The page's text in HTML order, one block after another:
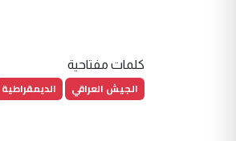
كلمات مفتاحية
الجيش العراقي الديمقراطية